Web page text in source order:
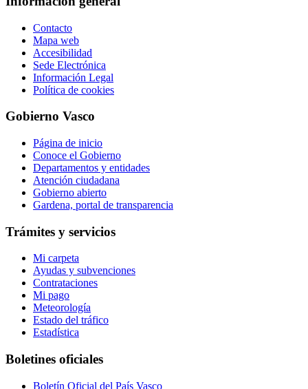
Contacto
Mapa web
Accesibilidad
Sede Electrónica
Información Legal
Política de cookies
Gobierno Vasco
Página de inicio
Conoce el Gobierno
Departamentos y entidades
Atención ciudadana
Gobierno abierto
Gardena, portal de transparencia
Trámites y servicios
Mi carpeta
Ayudas y subvenciones
Contrataciones
Mi pago
Meteorología
Estado del tráfico
Estadística
Boletines oficiales
Boletín Oficial del País Vasco